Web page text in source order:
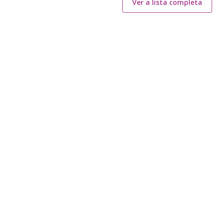
Ver a lista completa